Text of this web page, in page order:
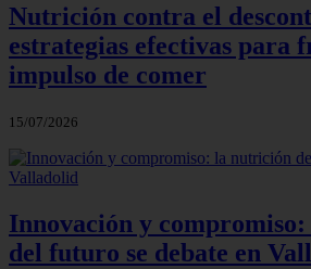
Nutrición contra el
estrategias efectivas para
impulso de comer
15/07/2026
Innovación y
del futuro se debate en